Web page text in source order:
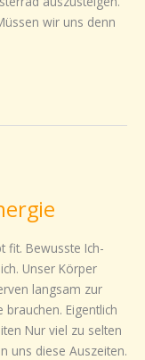
wir uns denn
fit. Bewusste Ich-
Unser Körper
langsam zur
Eigentlich
Nur viel zu selten
uns diese Auszeiten.